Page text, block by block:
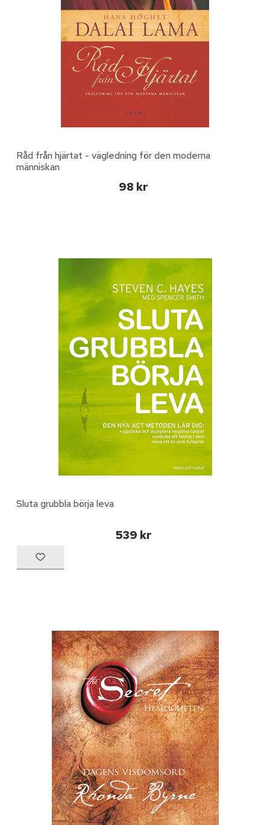
Råd från hjärtat - vägledning för den moderna
människan
98 kr
Sluta grubbla börja leva
539 kr